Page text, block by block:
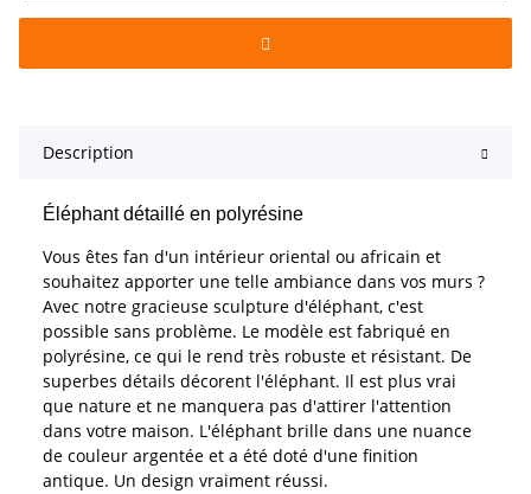
Description
Éléphant détaillé en polyrésine
Vous êtes fan d'un intérieur oriental ou africain et
souhaitez apporter une telle ambiance dans vos murs ?
Avec notre gracieuse sculpture d'éléphant, c'est
possible sans problème. Le modèle est fabriqué en
polyrésine, ce qui le rend très robuste et résistant. De
superbes détails décorent l'éléphant. Il est plus vrai
que nature et ne manquera pas d'attirer l'attention
dans votre maison. L'éléphant brille dans une nuance
de couleur argentée et a été doté d'une finition
antique. Un design vraiment réussi.